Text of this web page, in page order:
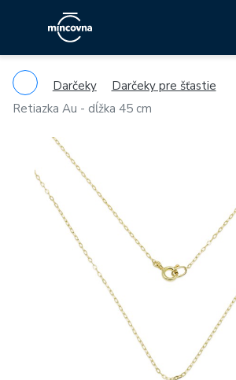
Darčeky
Darčeky pre šťastie
Retiazka Au - dĺžka 45 cm